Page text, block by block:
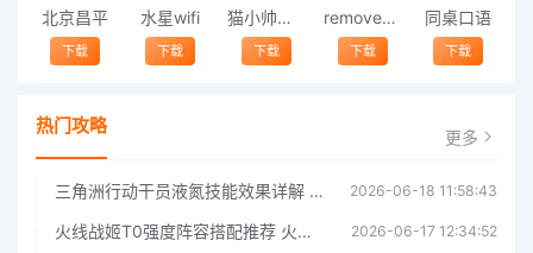
北京昌平
下载
水星wifi
下载
猫小帅拼音
下载
removebg软件
下载
同桌口语
下载
热门攻略 更多
三角洲行动干员液氮技能效果详解 三角洲行动干员液氮技能介绍 2026-06-18 11:58:43
火线战姬T0强度阵容搭配推荐 火线战姬T0强度阵容哪个好 2026-06-17 12:34:52